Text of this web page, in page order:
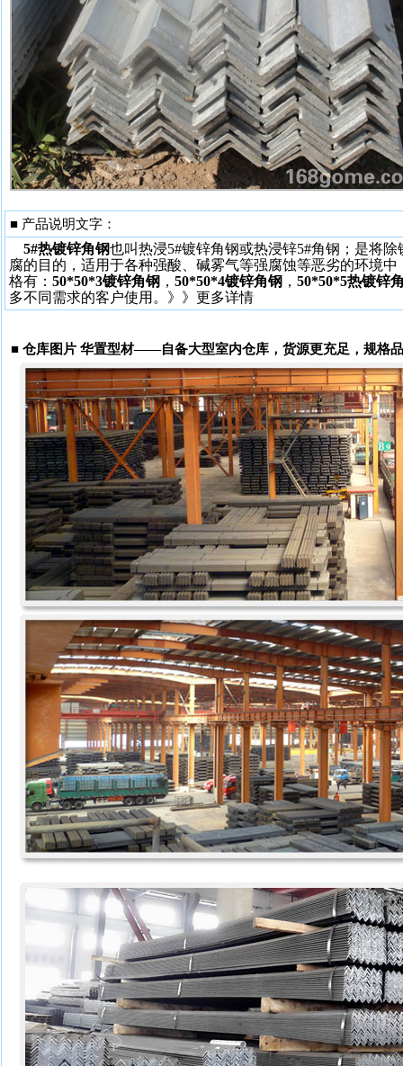
■ 产品说明文字：
5#热镀锌角钢也叫热浸5#镀锌角钢或热浸锌5#角钢；是将
腐的目的，适用于各种强酸、碱雾气等强腐蚀等恶劣的环境
格有： 50*50*3镀锌角钢 ， 50*50*4镀锌角钢 ， 50*50*5热镀锌
多不同需求的客户使用。 》》更多详情
■ 仓库图片 华置型材——自备大型室内仓库，货源更充足，规格